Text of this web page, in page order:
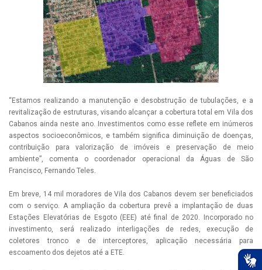
“Estamos realizando a manutenção e desobstrução de tubulações, e a
revitalização de estruturas, visando alcançar a cobertura total em Vila dos
Cabanos ainda neste ano. Investimentos como esse reflete em inúmeros
aspectos socioeconômicos, e também significa diminuição de doenças,
contribuição para valorização de imóveis e preservação de meio
ambiente”, comenta o coordenador operacional da Águas de São
Francisco, Fernando Teles.
Em breve, 14 mil moradores de Vila dos Cabanos devem ser beneficiados
com o serviço. A ampliação da cobertura prevê a implantação de duas
Estações Elevatórias de Esgoto (EEE) até final de 2020. Incorporado no
investimento, será realizado interligações de redes, execução de
coletores tronco e de interceptores, aplicação necessária para
escoamento dos dejetos até a ETE.